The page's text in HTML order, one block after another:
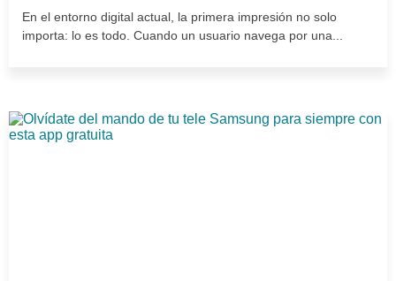
En el entorno digital actual, la primera impresión no solo
importa: lo es todo. Cuando un usuario navega por una...